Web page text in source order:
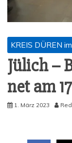
KREIS DÜREN
Jülich –
net am
1. März 2023